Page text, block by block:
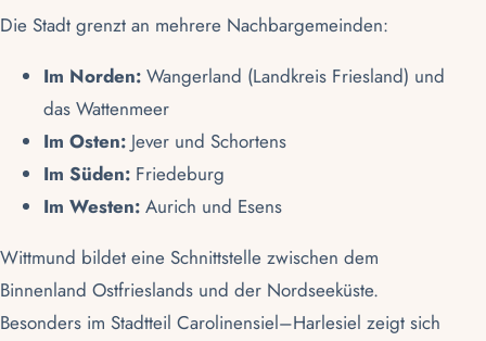
Die Stadt grenzt an mehrere Nachbargemeinden:
Im Norden: Wangerland (Landkreis Friesland) und
das Wattenmeer
Im Osten: Jever und Schortens
Im Süden: Friedeburg
Im Westen: Aurich und Esens
Wittmund bildet eine Schnittstelle zwischen dem
Binnenland Ostfrieslands und der Nordseeküste.
Besonders im Stadtteil Carolinensiel–Harlesiel zeigt sich